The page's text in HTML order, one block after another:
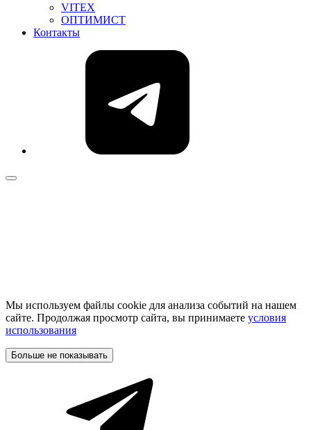
VITEX
ОПТИМИСТ
Контакты
Мы используем файлы cookie для анализа событий на нашем
сайте. Продолжая просмотр сайта, вы принимаете условия
использования
Больше не показывать